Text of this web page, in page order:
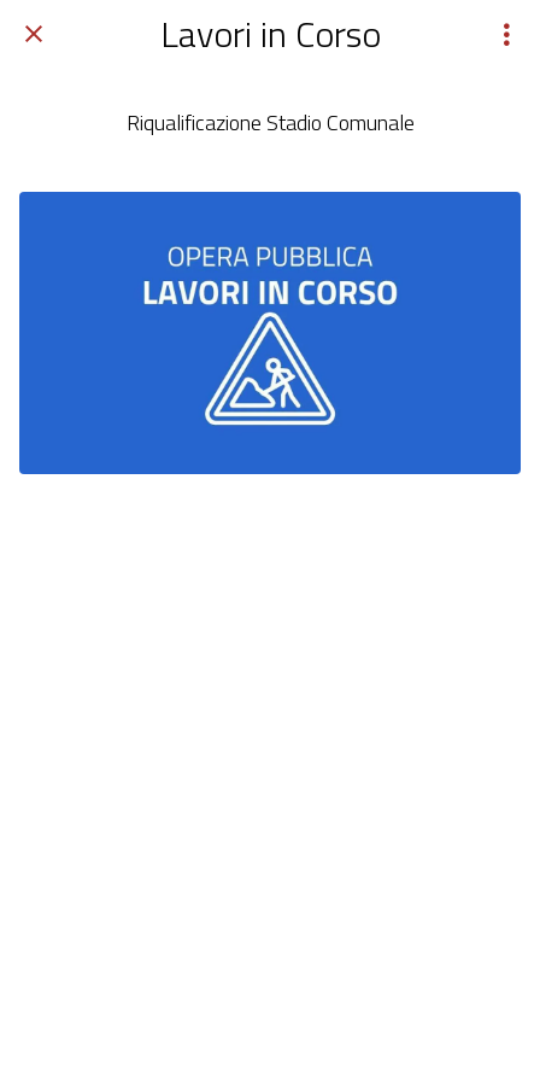
Lavori in Corso
Riqualificazione Stadio Comunale